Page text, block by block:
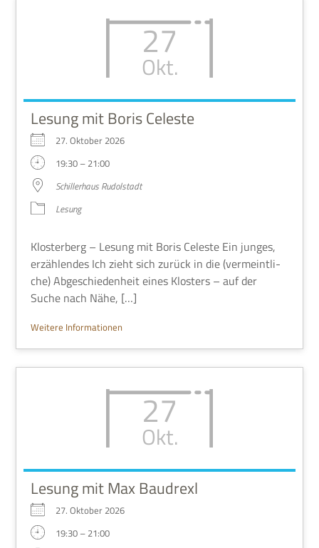
27
Okt.
Lesung mit Boris Celeste
27. Okto­ber 2026
19:30 – 21:00
Schil­ler­haus Rudolstadt
Lesung
Klo­ster­berg – Lesung mit Boris Cele­ste Ein jun­ges,
erzäh­len­des Ich zieht sich zurück in die (ver­meint­li­
che) Abge­schie­den­heit eines Klo­sters – auf der
Suche nach Nähe, […]
Wei­tere Informationen
27
Okt.
Lesung mit Max Baudrexl
27. Okto­ber 2026
19:30 – 21:00